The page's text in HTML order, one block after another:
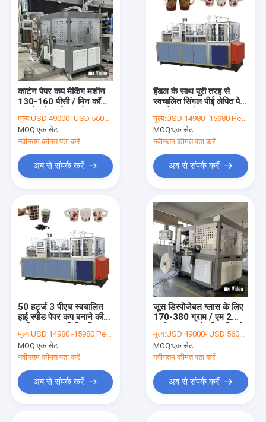
कार्टन पेपर कप मेकिंग मशीन
130-160 पीसी / मिन कॉफी
मूल्य:USD 49000- USD 56000 / set
MOQ:एक सेट
नवीनतम कीमत पता करें
अब से संपर्क करें
हैंडल के साथ पूरी तरह से
स्वचालित सिंगल पीई लेपित पेपर
मूल्य:USD 14980 -15980 Per Set
MOQ:एक सेट
नवीनतम कीमत पता करें
अब से संपर्क करें
50 हर्ट्ज 3 पीएच स्वचालित
हाई स्पीड पेपर कप बनाने की
मूल्य:USD 14980 -15980 Per Set
MOQ:एक सेट
नवीनतम कीमत पता करें
अब से संपर्क करें
जूस डिस्पोजेबल ग्लास के लिए
170-380 ग्राम / एम 2
लो
मूल्य:USD 49000- USD 56000 / set
MOQ:एक सेट
नवीनतम कीमत पता करें
अब से संपर्क करें